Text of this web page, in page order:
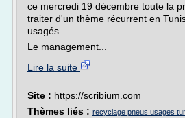
ce mercredi 19 décembre toute la
traiter d'un thème récurrent en
usagés...
Le management...
Lire la suite
Site : https://scribium.com
Thèmes liés : recyclage pneus usages